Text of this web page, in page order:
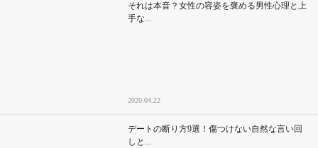
それは本音？女性の容姿を褒める男性心理と上
手な...
2020.04.22
デートの断り方9選！傷つけない自然な言い回
しと...